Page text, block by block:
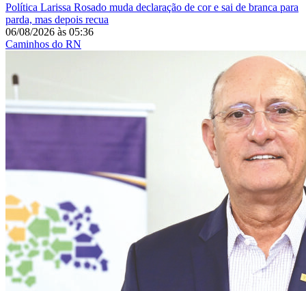
Política Larissa Rosado muda declaração de cor e sai de branca para
parda, mas depois recua
06/08/2026 às 05:36
Caminhos do RN